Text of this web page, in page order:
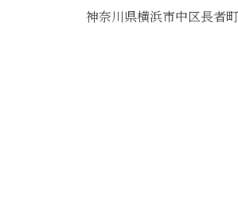
神奈川県横浜市中区長者